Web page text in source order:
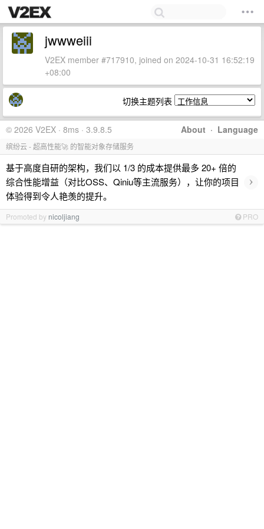
jwwweiii
V2EX member #717910, joined on 2024-10-31 16:52:19
+08:00
切换主题列表
About · Language
© 2026 V2EX · 8ms · 3.9.8.5
缤纷云 - 超高性能🚀 的智能对象存储服务
基于高度自研的架构，我们以 1/3 的成本提供最多 20+ 倍的
综合性能增益（对比OSS、Qiniu等主流服务），让你的项目
体验得到令人艳羡的提升。
›
Promoted by nicoljiang PRO